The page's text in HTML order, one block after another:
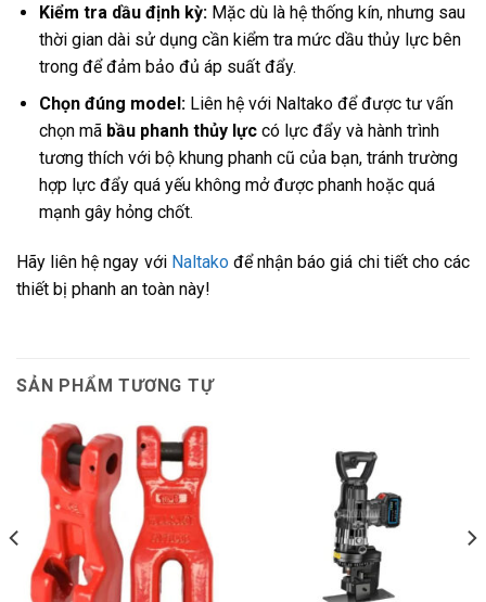
Kiểm tra dầu định kỳ:Mặc dù là hệ thống kín, nhưng sau
thời gian dài sử dụng cần kiểm tra mức dầu thủy lực bên
trong để đảm bảo đủ áp suất đẩy.
Chọn đúng model:Liên hệ với Naltako để được tư vấn
chọn mã bầu phanh thủy lựccó lực đẩy và hành trình
tương thích với bộ khung phanh cũ của bạn, tránh trường
hợp lực đẩy quá yếu không mở được phanh hoặc quá
mạnh gây hỏng chốt.
Hãy liên hệ ngay với Naltakođể nhận báo giá chi tiết cho các
thiết bị phanh an toàn này!
SẢN PHẨM TƯƠNG TỰ